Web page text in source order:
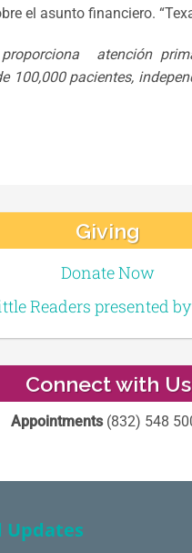
el asunto financiero.
atención
pacientes,
Giving
Donate Now
Readers presented
Connect with Us
Appointments(832) 548
Updates